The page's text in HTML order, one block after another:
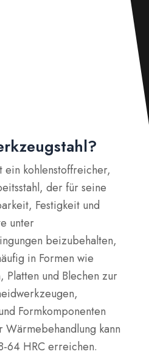
ein kohlenstoffreicher,
der für seine
Festigkeit und
unter
beizubehalten,
in Formen wie
Platten und Blechen zur
Formkomponenten
kann
64 HRC erreichen.